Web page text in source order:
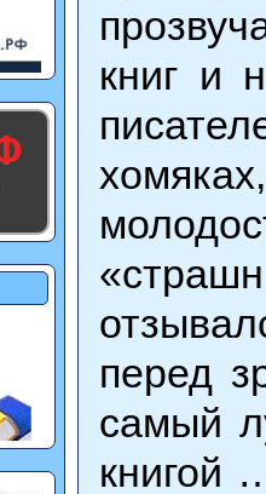
книг и
перед
самый
книгой